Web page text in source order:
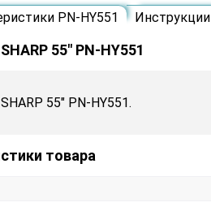
PN-HY551 Инструкции
55" PN-HY551
55" PN-HY551.
товара